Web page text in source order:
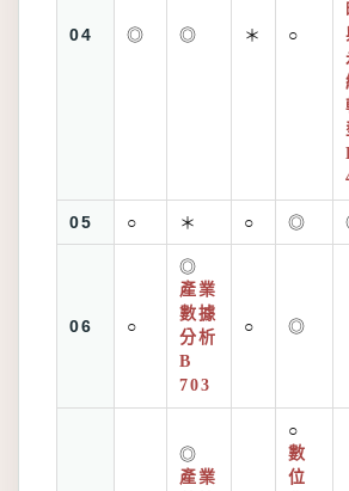
04 ◎ ◎ ＊ ○
05 ○ ＊ ○ ◎
06 ○
◎
產業
數據
分析
B
703
○ ◎
◎
產業
○
數
位